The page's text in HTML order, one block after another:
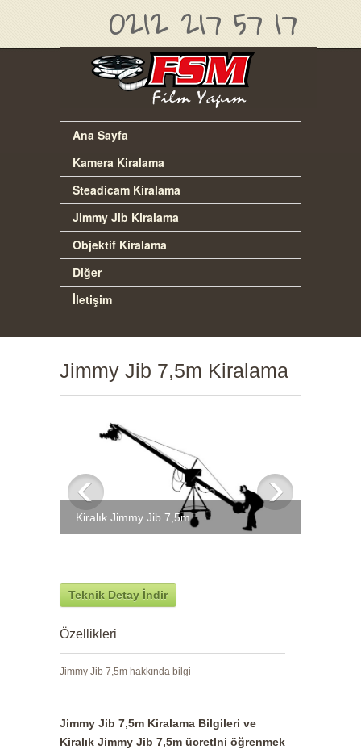
0212 217 57 17
Ana Sayfa
Kamera Kiralama
Steadicam Kiralama
Jimmy Jib Kiralama
Objektif Kiralama
Diğer
İletişim
Jimmy Jib 7,5m Kiralama
Kiralık Jimmy Jib 7,5m
Teknik Detay İndir
Özellikleri
Jimmy Jib 7,5m hakkında bilgi
Jimmy Jib 7,5m Kiralama Bilgileri ve
Kiralık Jimmy Jib 7,5m ücretlni öğrenmek